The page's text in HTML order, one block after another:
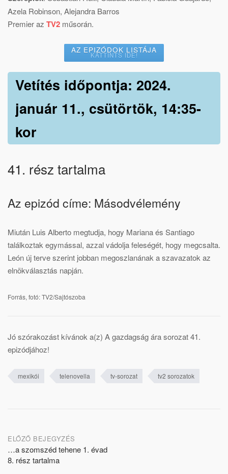
Azela Robinson, Alejandra Barros
Premier az TV2 műsorán.
AZ EPIZÓDOK LISTÁJA
KATTINTS IDE!
Vetítés időpontja: 2024.
január 11., csütörtök, 14:35-
kor
41. rész tartalma
Az epizód címe: Másodvélemény
Miután Luis Alberto megtudja, hogy Mariana és Santiago
találkoztak egymással, azzal vádolja feleségét, hogy megcsalta.
León új terve szerint jobban megoszlanának a szavazatok az
elnökválasztás napján.
Forrás, fotó: TV2/Sajtószoba
Jó szórakozást kívánok a(z) A gazdagság ára sorozat 41.
epizódjához!
mexikói telenovella tv-sorozat tv2 sorozatok
Post
navigation
ELŐZŐ BEJEGYZÉS
…a szomszéd tehene 1. évad
8. rész tartalma